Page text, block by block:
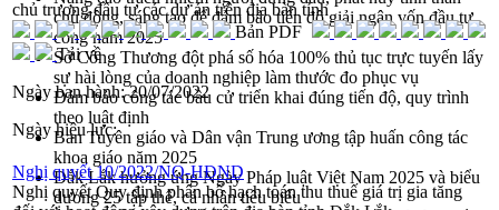
chủ động, sáng tạo để đảm bảo tiến độ giải ngân vốn đầu tư
công năm 2025
Sở Công Thương đột phá số hóa 100% thủ tục trực tuyến lấy
sự hài lòng của doanh nghiệp làm thước đo phục vụ
Đảm bảo công tác bầu cử triển khai đúng tiến độ, quy trình
theo luật định
Ban Tuyên giáo và Dân vận Trung ương tập huấn công tác
khoa giáo năm 2025
Đắk Lắk hưởng ứng Ngày Pháp luật Việt Nam 2025 và biểu
dương 25 tập thể, cá nhân tiêu biểu
chủ trương đầu tư các dự án trên địa bàn tỉnh
Bản PDF
Tải về
Ngày ban hành:20/07/2022
Ngày hiệu lực:
Nghị quyết 10/2022/NQ-HĐND
Nghị quyết Quy định phân bổ hạch toán thu thuế giá trị gia tăng